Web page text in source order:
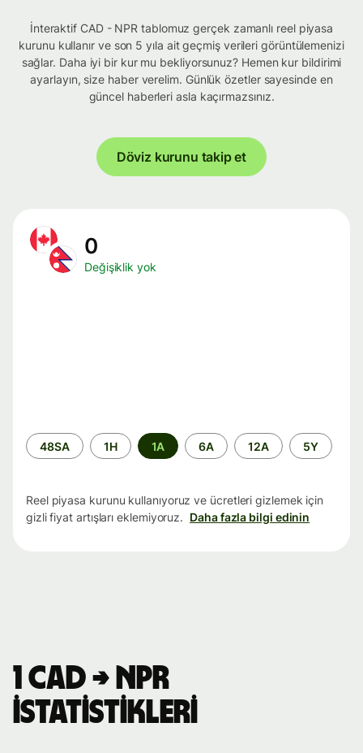
İnteraktif CAD - NPR tablomuz gerçek zamanlı reel piyasa
kurunu kullanır ve son 5 yıla ait geçmiş verileri görüntülemenizi
sağlar. Daha iyi bir kur mu bekliyorsunuz? Hemen kur bildirimi
ayarlayın, size haber verelim. Günlük özetler sayesinde en
güncel haberleri asla kaçırmazsınız.
Döviz kurunu takip et
0
Değişiklik yok
Zaman
aralığı
48SA 1H 1A 6A 12A 5Y
Reel piyasa kurunu kullanıyoruz ve ücretleri gizlemek için
gizli fiyat artışları eklemiyoruz. Daha fazla bilgi edinin
1 CAD → NPR
istatistikleri